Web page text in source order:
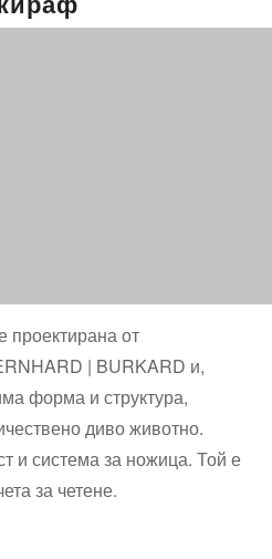
проектирана от
| BURKARD и,
форма и структура,
диво животно.
и система за ножица. Той е
за четене.